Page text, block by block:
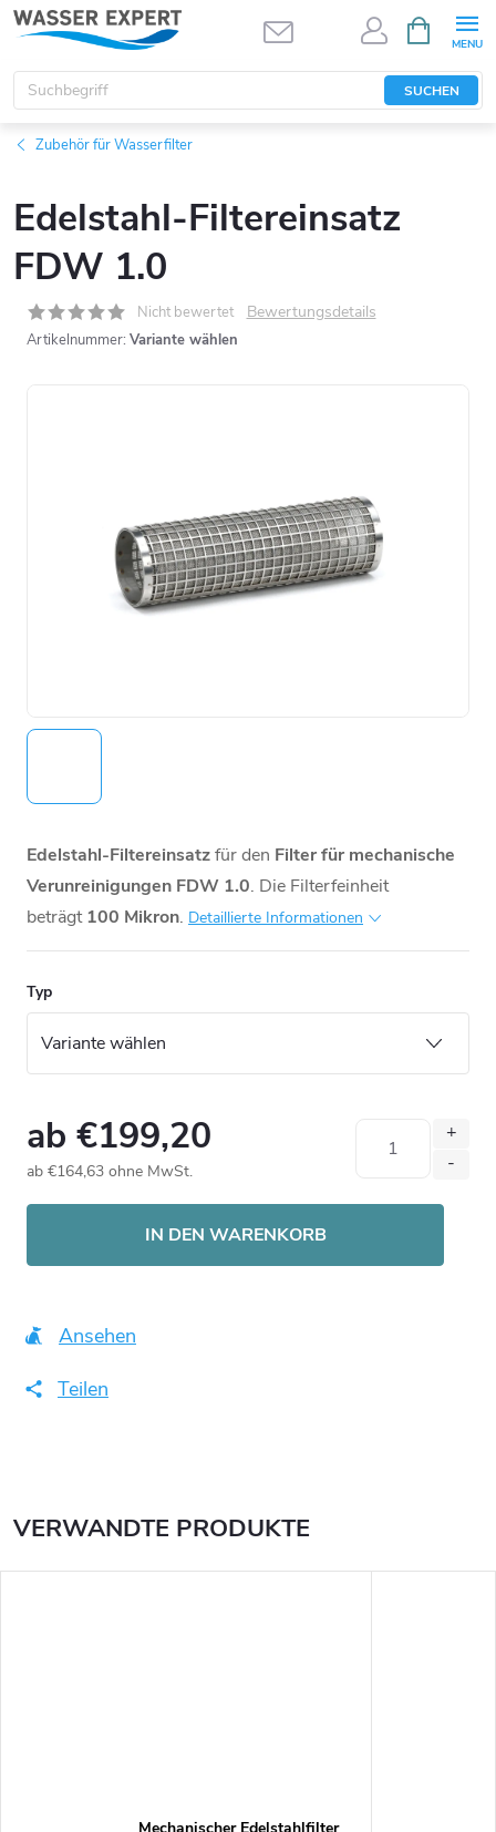
Zum
Inhalt
springen
SUCHEN
Zubehör für Wasserfilter
Edelstahl-Filtereinsatz
FDW 1.0
Nicht bewertet Bewertungsdetails
Artikelnummer: Variante wählen
Edelstahl-Filtereinsatzfür den Filter für mechanische
Verunreinigungen FDW 1.0. Die Filterfeinheit
beträgt100 Mikron. Detaillierte Informationen
Typ
ab €199,20
ab €164,63 ohne MwSt.
IN DEN WARENKORB
Ansehen
Teilen
VERWANDTE PRODUKTE